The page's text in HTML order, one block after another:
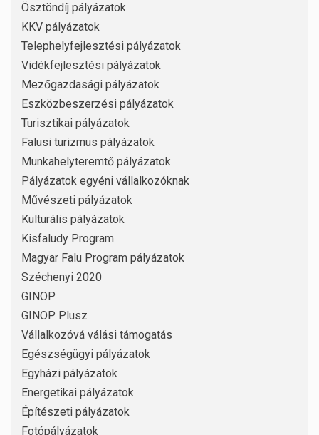
Ösztöndíj pályázatok
KKV pályázatok
Telephelyfejlesztési pályázatok
Vidékfejlesztési pályázatok
Mezőgazdasági pályázatok
Eszközbeszerzési pályázatok
Turisztikai pályázatok
Falusi turizmus pályázatok
Munkahelyteremtő pályázatok
Pályázatok egyéni vállalkozóknak
Művészeti pályázatok
Kulturális pályázatok
Kisfaludy Program
Magyar Falu Program pályázatok
Széchenyi 2020
GINOP
GINOP Plusz
Vállalkozóvá válási támogatás
Egészségügyi pályázatok
Egyházi pályázatok
Energetikai pályázatok
Építészeti pályázatok
Fotópályázatok